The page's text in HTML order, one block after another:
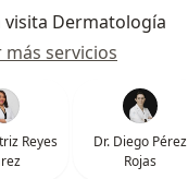
visita Dermatología
servicios
Reyes
Dr. Diego Pérez
Rojas